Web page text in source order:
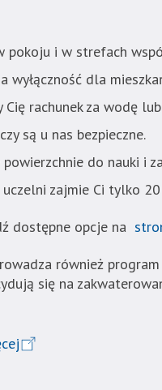
pokoju i w strefach
wyłączność dla
Cię rachunek za wodę
są u nas bezpieczne.
do nauki i
zajmie Ci tylko
dostępne opcje na
również
się na